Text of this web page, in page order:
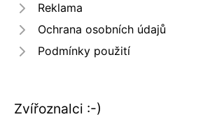
Reklama
Ochrana osobních údajů
Podmínky použití
Zvířoznalci :-)